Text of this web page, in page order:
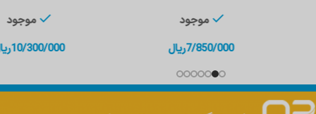
موجود
7/850/000ریال
موجود
10/300/000